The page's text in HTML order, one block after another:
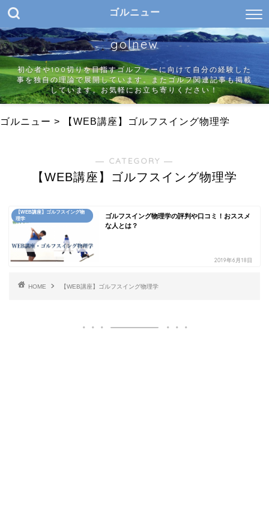
ゴルニュー
golnew
初心者や100切りを目指すゴルファーに向けて自分の経験した
事を独自の理論で展開しています。またゴルフ関連記事も掲載
しています。お気軽にお立ち寄りください！
ゴルニュー > 【WEB講座】ゴルフスイング物理学
― CATEGORY ―
【WEB講座】ゴルフスイング物理学
【WEB講座】ゴルフスイング物
理学
ゴルフスイング物理学の評判や口コミ！おススメ
な人とは？
2019年6月18日
HOME 【WEB講座】ゴルフスイング物理学